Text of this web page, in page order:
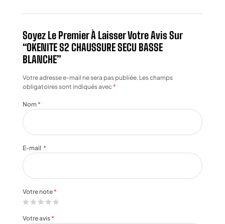
Soyez Le Premier À Laisser Votre Avis Sur
“OKENITE S2 CHAUSSURE SECU BASSE
BLANCHE”
Votre adresse e-mail ne sera pas publiée. Les champs
obligatoires sont indiqués avec*
Votre note *
Votre avis *
Nom *
E-mail *